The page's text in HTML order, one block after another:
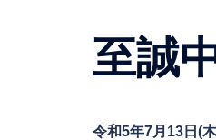
至誠
令和5年7月13日(